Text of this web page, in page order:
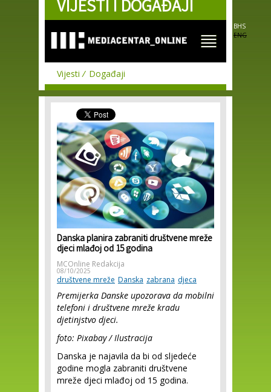
Skip to
main
VIJESTI I DOGAĐAJI
BHS
ENG
Vijesti Događaji
Danska planira zabraniti društvene mreže
djeci mlađoj od 15 godina
MCOnline Redakcija
08/10/2025
društvene mreže Danska zabrana djeca
Premijerka Danske upozorava da mobilni
telefoni i društvene mreže kradu
djetinjstvo djeci.
foto: Pixabay / Ilustracija
Danska je najavila da bi od sljedeće
godine mogla zabraniti društvene
mreže djeci mlađoj od 15 godina.